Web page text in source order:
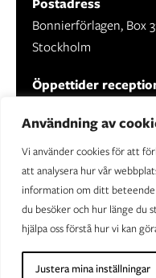
Användning av
Vi använder cookies för att
att analysera hur vår
information om ditt beteende
du besöker och hur länge du
hjälpa oss förstå hur vi kan
Justera mina inställningar
Postadress
Bonnierförlagen, Box
Stockholm
Öppettider
Om